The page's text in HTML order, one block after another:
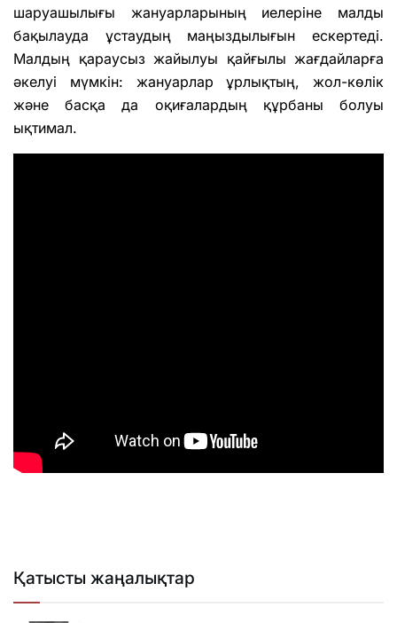
шаруашылығы жануарларының иелеріне малды
бақылауда ұстаудың маңыздылығын ескертеді.
Малдың қараусыз жайылуы қайғылы жағдайларға
әкелуі мүмкін: жануарлар ұрлықтың, жол-көлік
және басқа да оқиғалардың құрбаны болуы
ықтимал.
Қатысты жаңалықтар